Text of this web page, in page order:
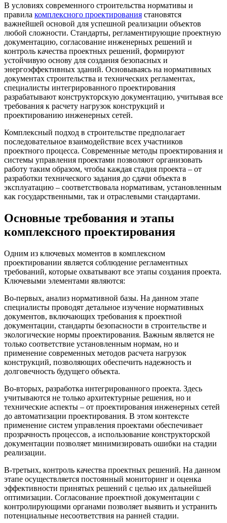
В условиях современного строительства нормативы и
правила комплексного проектирования становятся
важнейшей основой для успешной реализации объектов
любой сложности. Стандарты, регламентирующие проектную
документацию, согласование инженерных решений и
контроль качества проектных решений, формируют
устойчивую основу для создания безопасных и
энергоэффективных зданий. Основываясь на нормативных
документах строительства и технических регламентах,
специалисты интегрированного проектирования
разрабатывают конструкторскую документацию, учитывая все
требования к расчету нагрузок конструкций и
проектированию инженерных сетей.
Комплексный подход в строительстве предполагает
последовательное взаимодействие всех участников
проектного процесса. Современные методы проектирования и
системы управления проектами позволяют организовать
работу таким образом, чтобы каждая стадия проекта – от
разработки технического задания до сдачи объекта в
эксплуатацию – соответствовала нормативам, установленным
как государственными, так и отраслевыми стандартами.
Основные требования и этапы
комплексного проектирования
Одним из ключевых моментов в комплексном
проектировании является соблюдение регламентных
требований, которые охватывают все этапы создания проекта.
Ключевыми элементами являются:
Во-первых, анализ нормативной базы. На данном этапе
специалисты проводят детальное изучение нормативных
документов, включающих требования к проектной
документации, стандарты безопасности в строительстве и
экологические нормы проектирования. Важным является не
только соответствие установленным нормам, но и
применение современных методов расчета нагрузок
конструкций, позволяющих обеспечить надежность и
долговечность будущего объекта.
Во-вторых, разработка интегрированного проекта. Здесь
учитываются не только архитектурные решения, но и
технические аспекты – от проектирования инженерных сетей
до автоматизации проектирования. В этом контексте
применение систем управления проектами обеспечивает
прозрачность процессов, а использование конструкторской
документации позволяет минимизировать ошибки на стадии
реализации.
В-третьих, контроль качества проектных решений. На данном
этапе осуществляется постоянный мониторинг и оценка
эффективности принятых решений с целью их дальнейшей
оптимизации. Согласование проектной документации с
контролирующими органами позволяет выявить и устранить
потенциальные несоответствия на ранней стадии.